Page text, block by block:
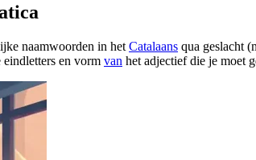
naamwoorden in het Catalaans qua geslacht
en vorm van het adjectief die je moet